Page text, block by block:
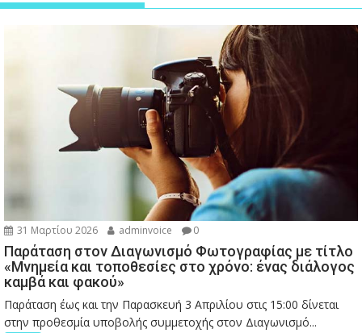
31 Μαρτίου 2026 adminvoice 0
Παράταση στον Διαγωνισμό Φωτογραφίας με τίτλο
«Μνημεία και τοποθεσίες στο χρόνο: ένας διάλογος
καμβά και φακού»
Παράταση έως και την Παρασκευή 3 Απριλίου στις 15:00 δίνεται
στην προθεσμία υποβολής συμμετοχής στον Διαγωνισμό...